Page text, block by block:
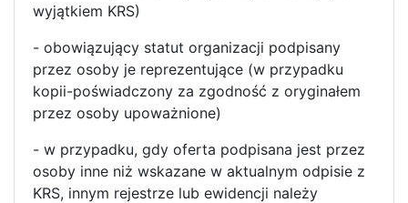
wyjątkiem KRS)
- obowiązujący statut organizacji podpisany
przez osoby je reprezentujące (w przypadku
kopii-poświadczony za zgodność z oryginałem
przez osoby upoważnione)
- w przypadku, gdy oferta podpisana jest przez
osoby inne niż wskazane w aktualnym odpisie z
KRS, innym rejestrze lub ewidencji należy